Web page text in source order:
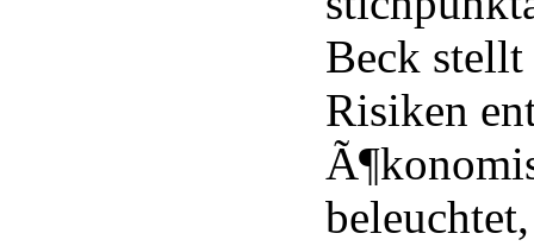
Beck
Risiken